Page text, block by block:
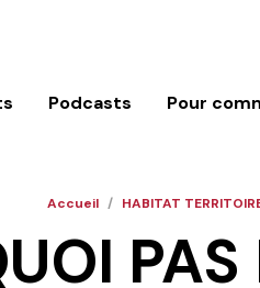
Podcasts Pour
Accueil / HABITAT